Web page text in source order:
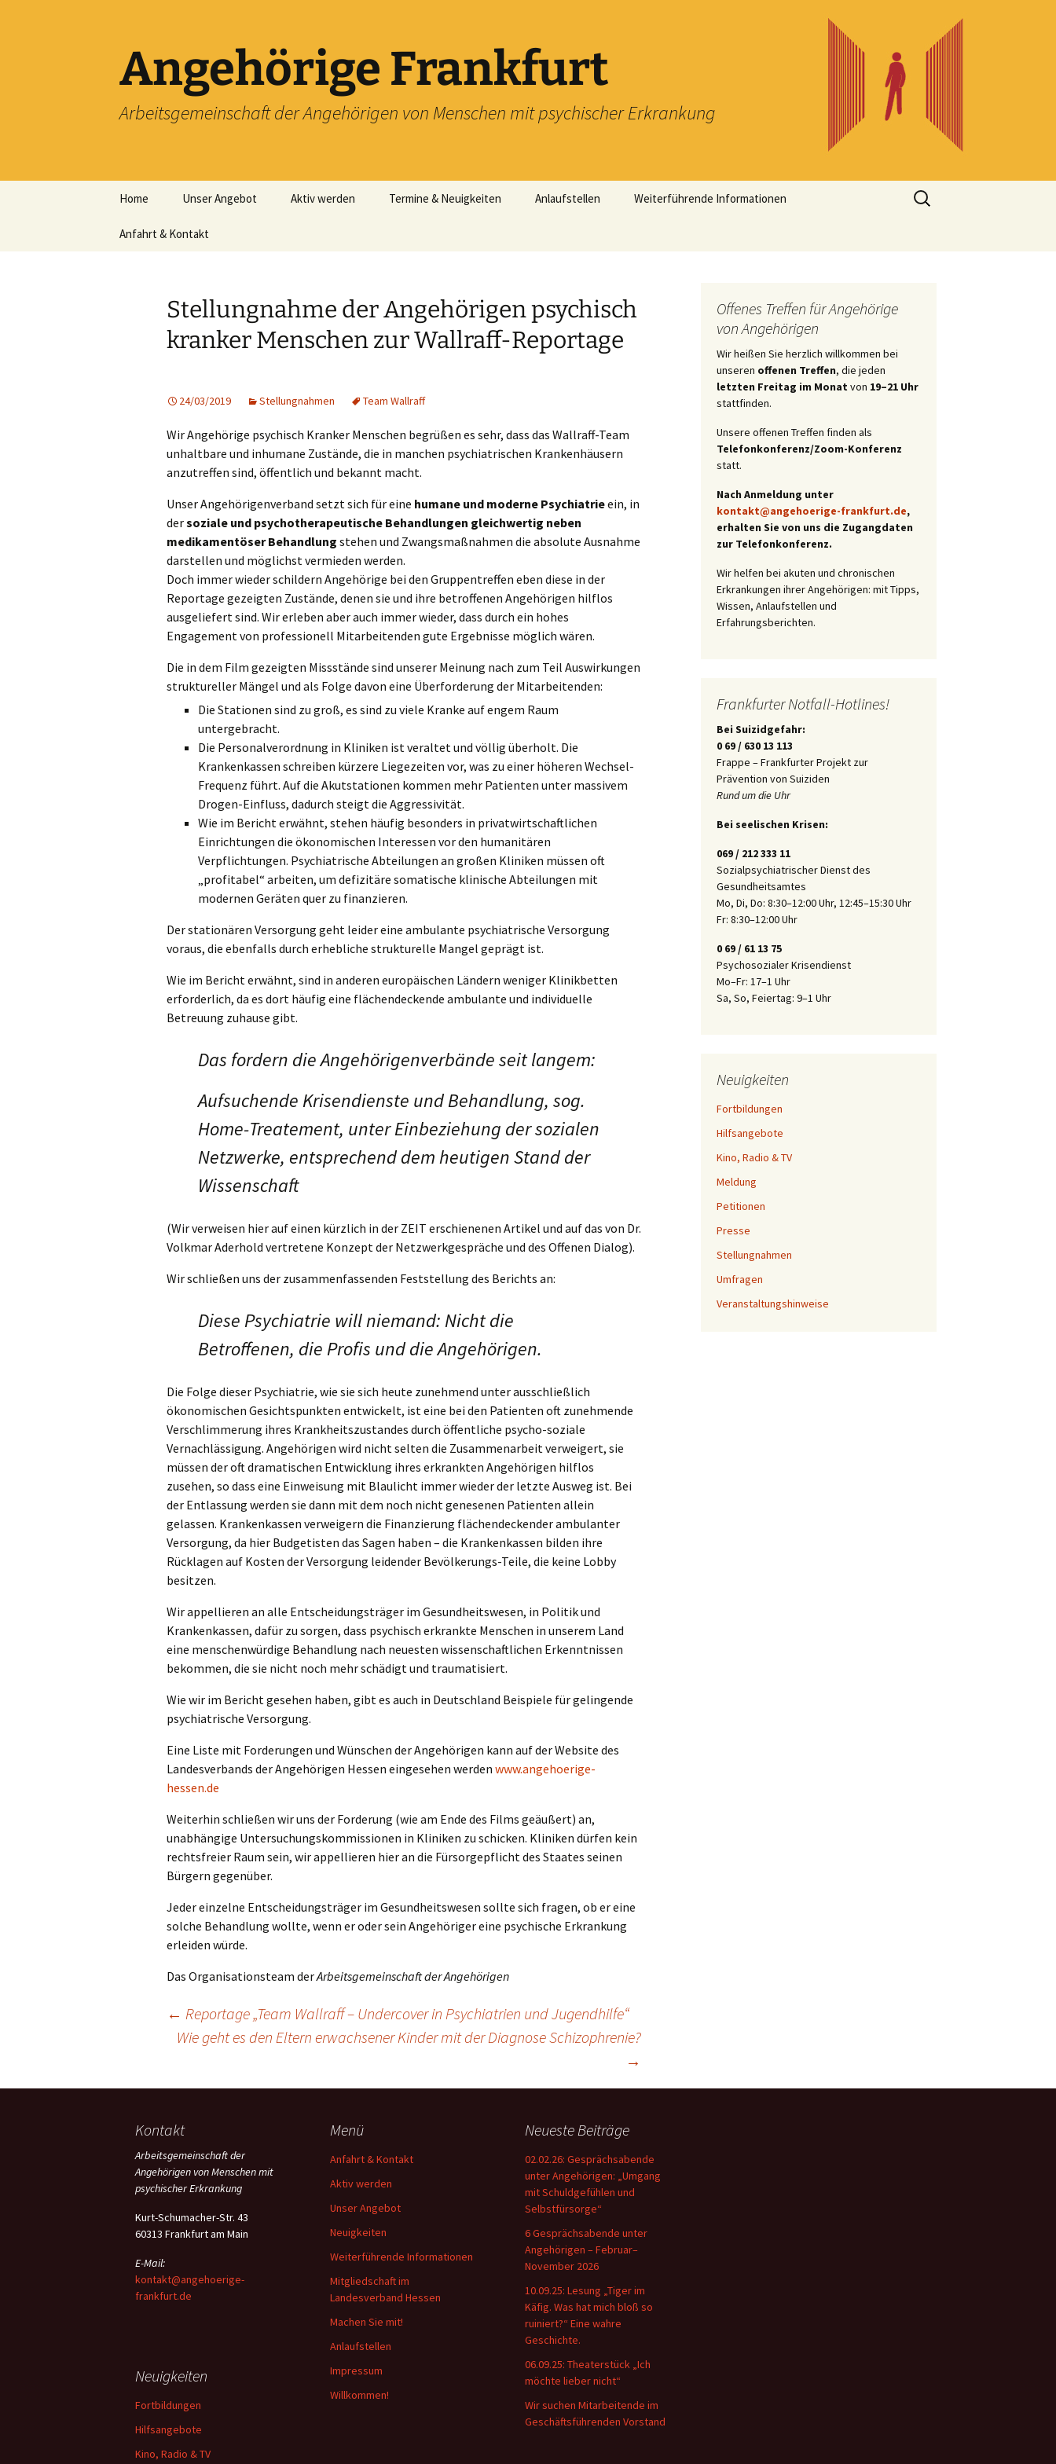
Angehörige Frankfurt
Arbeitsgemeinschaft der Angehörigen von Menschen mit psychischer Erkrankung
Home Unser Angebot Aktiv werden Termine & Neuigkeiten Anlaufstellen Weiterführende Informationen
Anfahrt & Kontakt
Suchen
nach:
Stellungnahme der Angehörigen psychisch
kranker Menschen zur Wallraff-Reportage
24/03/2019 Stellungnahmen Team Wallraff
Wir Angehörige psychisch Kranker Menschen begrüßen es sehr, dass das Wallraff-Team
unhaltbare und inhumane Zustände, die in manchen psychiatrischen Krankenhäusern
anzutreffen sind, öffentlich und bekannt macht.
Unser Angehörigenverband setzt sich für eine humane und moderne Psychiatrieein, in
dersoziale und psychotherapeutische Behandlungen gleichwertig neben
medikamentöser Behandlung stehen und Zwangsmaßnahmen die absolute Ausnahme
darstellen und möglichst vermieden werden.
Doch immer wieder schildern Angehörige bei den Gruppentreffen eben diese in der
Reportage gezeigten Zustände, denen sie und ihre betroffenen Angehörigen hilflos
ausgeliefert sind. Wir erleben aber auch immer wieder, dass durch ein hohes
Engagement von professionell Mitarbeitenden gute Ergebnisse möglich wären.
Die in dem Film gezeigten Missstände sind unserer Meinung nach zum Teil Auswirkungen
struktureller Mängel und als Folge davon eine Überforderung der Mitarbeitenden:
Die Stationen sind zu groß, es sind zu viele Kranke auf engem Raum
untergebracht.
Die Personalverordnung in Kliniken ist veraltet und völlig überholt. Die
Krankenkassen schreiben kürzere Liegezeiten vor, was zu einer höheren Wechsel-
Frequenz führt. Auf die Akutstationen kommen mehr Patienten unter massivem
Drogen-Einfluss, dadurch steigt die Aggressivität.
Wie im Bericht erwähnt, stehen häufig besonders in privatwirtschaftlichen
Einrichtungen die ökonomischen Interessen vor den humanitären
Verpflichtungen. Psychiatrische Abteilungen an großen Kliniken müssen oft
„profitabel“ arbeiten, um defizitäre somatische klinische Abteilungen mit
modernen Geräten quer zu finanzieren.
Der stationären Versorgung geht leider eine ambulante psychiatrische Versorgung
voraus, die ebenfalls durch erhebliche strukturelle Mangel geprägt ist.
Wie im Bericht erwähnt, sind in anderen europäischen Ländern weniger Klinikbetten
erforderlich, da es dort häufig eine flächendeckende ambulante und individuelle
Betreuung zuhause gibt.
Das fordern die Angehörigenverbände seit langem:
Aufsuchende Krisendienste und Behandlung, sog.
Home-Treatement, unter Einbeziehung der sozialen
Netzwerke, entsprechend dem heutigen Stand der
Wissenschaft
(Wir verweisen hier auf einen kürzlich in der ZEIT erschienenen Artikel und auf das von Dr.
Volkmar Aderhold vertretene Konzept der Netzwerkgespräche und des Offenen Dialog).
Wir schließen uns der zusammenfassenden Feststellung des Berichts an:
Diese Psychiatrie will niemand: Nicht die
Betroffenen, die Profis und die Angehörigen.
Die Folge dieser Psychiatrie, wie sie sich heute zunehmend unter ausschließlich
ökonomischen Gesichtspunkten entwickelt, ist eine bei den Patienten oft zunehmende
Verschlimmerung ihres Krankheitszustandes durch öffentliche psycho-soziale
Vernachlässigung. Angehörigen wird nicht selten die Zusammenarbeit verweigert, sie
müssen der oft dramatischen Entwicklung ihres erkrankten Angehörigen hilflos
zusehen, so dass eine Einweisung mit Blaulicht immer wieder der letzte Ausweg ist. Bei
der Entlassung werden sie dann mit dem noch nicht genesenen Patienten allein
gelassen. Krankenkassen verweigern die Finanzierung flächendeckender ambulanter
Versorgung, da hier Budgetisten das Sagen haben – die Krankenkassen bilden ihre
Rücklagen auf Kosten der Versorgung leidender Bevölkerungs-Teile, die keine Lobby
besitzen.
Wir appellieren an alle Entscheidungsträger im Gesundheitswesen, in Politik und
Krankenkassen, dafür zu sorgen, dass psychisch erkrankte Menschen in unserem Land
eine menschenwürdige Behandlung nach neuesten wissenschaftlichen Erkenntnissen
bekommen, die sie nicht noch mehr schädigt und traumatisiert.
Wie wir im Bericht gesehen haben, gibt es auch in Deutschland Beispiele für gelingende
psychiatrische Versorgung.
Eine Liste mit Forderungen und Wünschen der Angehörigen kann auf der Website des
Landesverbands der Angehörigen Hessen eingesehen werden www.angehoerige-
hessen.de
Weiterhin schließen wir uns der Forderung (wie am Ende des Films geäußert) an,
unabhängige Untersuchungskommissionen in Kliniken zu schicken. Kliniken dürfen kein
rechtsfreier Raum sein, wir appellieren hier an die Fürsorgepflicht des Staates seinen
Bürgern gegenüber.
Jeder einzelne Entscheidungsträger im Gesundheitswesen sollte sich fragen, ob er eine
solche Behandlung wollte, wenn er oder sein Angehöriger eine psychische Erkrankung
erleiden würde.
Das Organisationsteam derArbeitsgemeinschaft der Angehörigen
Beitragsnavigation
← Reportage „Team Wallraff – Undercover in Psychiatrien und Jugendhilfe“
Wie geht es den Eltern erwachsener Kinder mit der Diagnose Schizophrenie?
→
Offenes Treffen für Angehörige
von Angehörigen
Wir heißen Sie herzlich willkommen bei
unseren offenen Treffen, die jeden
letzten Freitag im Monat von 19–21 Uhr
stattfinden.
Unsere offenen Treffen finden als
Telefonkonferenz/Zoom-Konferenz
statt.
Nach Anmeldung unter
kontakt@angehoerige-frankfurt.de,
erhalten Sie von uns die Zugangdaten
zur Telefonkonferenz.
Wir helfen bei akuten und chronischen
Erkrankungen ihrer Angehörigen: mit Tipps,
Wissen, Anlaufstellen und
Erfahrungsberichten.
Frankfurter Notfall-Hotlines!
Bei Suizidgefahr:
0 69 / 630 13 113
Frappe – Frankfurter Projekt zur
Prävention von Suiziden
Rund um die Uhr
Bei seelischen Krisen:
069 / 212 333 11
Sozialpsychiatrischer Dienst des
Gesundheitsamtes
Mo, Di, Do: 8:30–12:00 Uhr, 12:45–15:30 Uhr
Fr: 8:30–12:00 Uhr
0 69 / 61 13 75
Psychosozialer Krisendienst
Mo–Fr: 17–1 Uhr
Sa, So, Feiertag: 9–1 Uhr
Neuigkeiten
Fortbildungen
Hilfsangebote
Kino, Radio & TV
Meldung
Petitionen
Presse
Stellungnahmen
Umfragen
Veranstaltungshinweise
Kontakt
Arbeitsgemeinschaft der
Angehörigen von Menschen mit
psychischer Erkrankung
Kurt-Schumacher-Str. 43
60313 Frankfurt am Main
E-Mail:
kontakt@angehoerige-
frankfurt.de
Menü
Anfahrt & Kontakt
Aktiv werden
Unser Angebot
Neuigkeiten
Weiterführende Informationen
Mitgliedschaft im
Landesverband Hessen
Machen Sie mit!
Anlaufstellen
Impressum
Willkommen!
Neueste Beiträge
02.02.26: Gesprächsabende
unter Angehörigen: „Umgang
mit Schuldgefühlen und
Selbstfürsorge“
6 Gesprächsabende unter
Angehörigen – Februar–
November 2026
10.09.25: Lesung „Tiger im
Käfig. Was hat mich bloß so
ruiniert?“ Eine wahre
Geschichte.
06.09.25: Theaterstück „Ich
möchte lieber nicht“
Wir suchen Mitarbeitende im
Geschäftsführenden Vorstand
Neuigkeiten
Fortbildungen
Hilfsangebote
Kino, Radio & TV